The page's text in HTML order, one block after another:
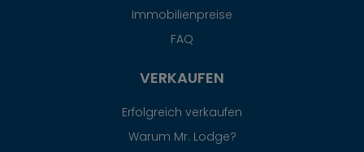
Immobilienpreise
FAQ
VERKAUFEN
Erfolgreich verkaufen
Warum Mr. Lodge?